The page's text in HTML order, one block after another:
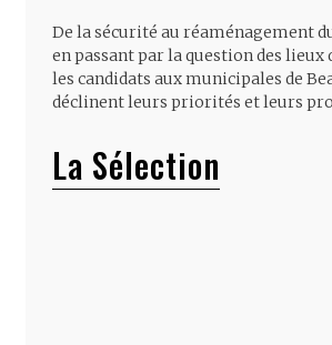
De la sécurité au réaménagement
en passant par la question des lieux
les candidats aux municipales de
déclinent leurs priorités et leurs
La Sélection